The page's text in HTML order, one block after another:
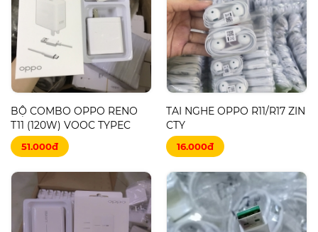
BỘ COMBO OPPO RENO
T11 (120W) VOOC TYPEC
51.000đ
TAI NGHE OPPO R11/R17 ZIN
CTY
16.000đ